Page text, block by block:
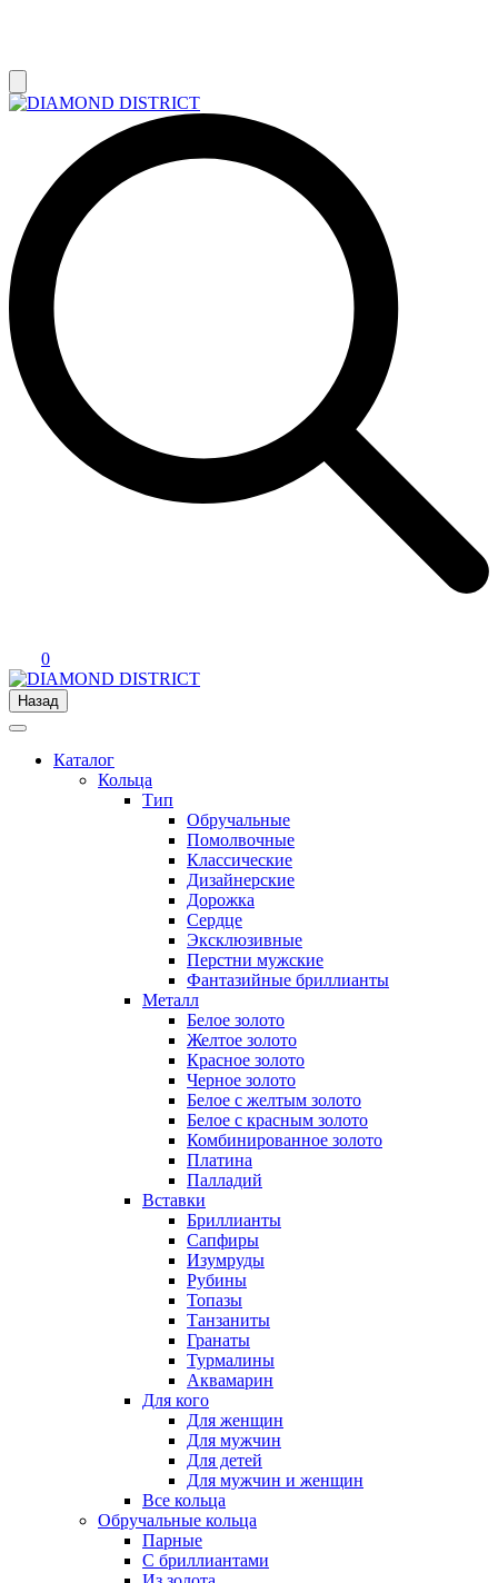
0
Назад
Каталог
Кольца
Тип
Обручальные
Помолвочные
Классические
Дизайнерские
Дорожка
Сердце
Эксклюзивные
Перстни мужские
Фантазийные бриллианты
Металл
Белое золото
Желтое золото
Красное золото
Черное золото
Белое с желтым золото
Белое с красным золото
Комбинированное золото
Платина
Палладий
Вставки
Бриллианты
Сапфиры
Изумруды
Рубины
Топазы
Танзаниты
Гранаты
Турмалины
Аквамарин
Для кого
Для женщин
Для мужчин
Для детей
Для мужчин и женщин
Все кольца
Обручальные кольца
Парные
С бриллиантами